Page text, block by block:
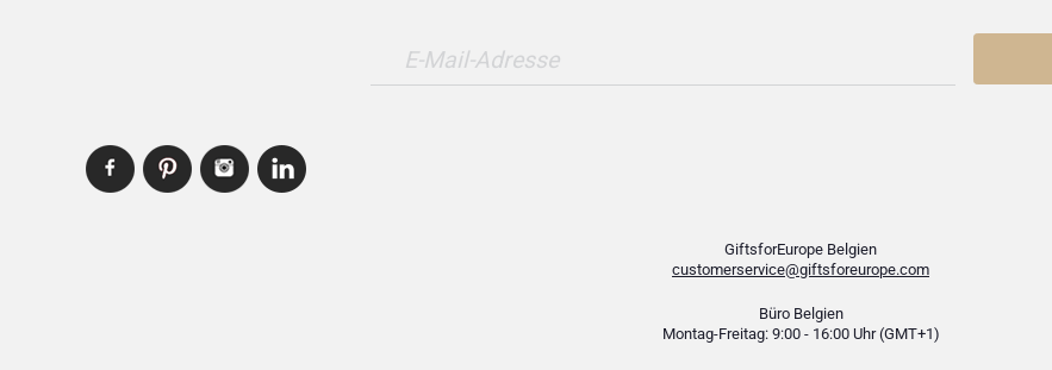
E-Mail-Adresse
GiftsforEurope Belgien
customerservice@giftsforeurope.com
Büro Belgien
Montag-Freitag: 9:00 - 16:00 Uhr (GMT+1)